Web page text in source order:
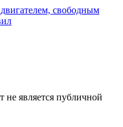
свободным
не является публичной